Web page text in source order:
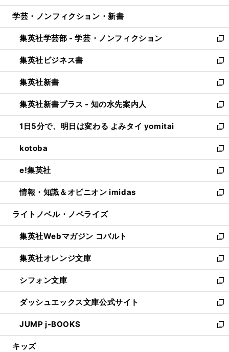
開
ウ
開
く
ン
ウ
で
開
く
ウ
ン
ド
ウ
で
開
く
し
ウ
ィ
ン
ド
ウ
で
開
く
学芸・ノンフィクション・新書
集英社学芸部 - 学芸・ノンフィクション
新
し
い
ウ
ィ
ン
ド
ウ
で
開
く
集英社ビジネス書
新
し
い
ウ
ィ
ン
ド
ウ
で
開
く
集英社新書
新
し
い
ウ
ィ
ン
ド
ウ
で
開
く
集英社新書プラス - 知の水先案内人
新
し
い
ウ
ィ
ン
ド
ウ
で
開
1日5分で、明日は変わる よみタイ yomitai
新
し
い
ウ
ィ
ン
ド
ウ
開
く
kotoba
新
し
い
ウ
ィ
ン
ウ
で
開
く
e!集英社
新
し
い
ウ
ン
ド
ウ
で
開
く
情報・知識＆オピニオン imidas
新
し
ウ
ィ
ン
ド
ウ
で
開
く
ライトノベル・ノベライズ
集英社Webマガジン コバルト
新
し
い
ウ
ィ
ン
ド
ウ
で
開
集英社オレンジ文庫
新
し
い
ウ
ィ
ン
ド
ウ
シフォン文庫
新
し
い
ウ
ィ
ン
ダッシュエックス文庫公式サイト
新
し
い
ウ
JUMP j-BOOKS
新
し
キッズ